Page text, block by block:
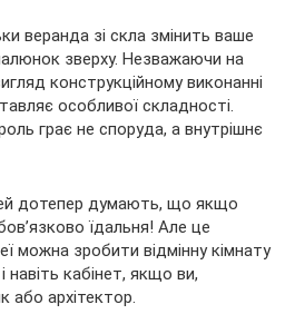
веранда зі скла змінить ваше
зверху. Незважаючи на
конструкційному виконанні
особливої складності.
грає не споруда, а внутрішнє
дотепер думають, що якщо
їдальня! Але це
можна зробити відмінну кімнату
навіть кабінет, якщо ви,
або архітектор.